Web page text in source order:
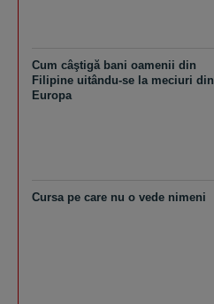
Cum câştigă bani oamenii din
Filipine uitându-se la meciuri din
Europa
Cursa pe care nu o vede nimeni